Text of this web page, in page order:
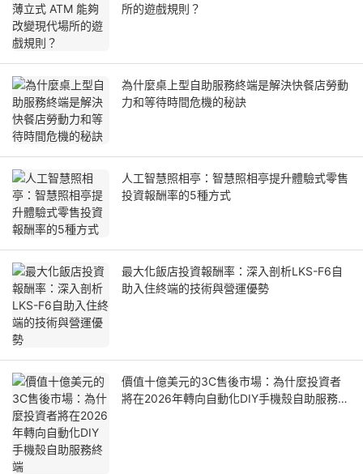
所的遊戲規則？
為什麼桌上型自助服務終端是解決快餐店勞動
力和等待時間危機的秘訣
人工智慧照相亭：智慧照相亭提升體驗式零售
投資報酬率的5種方式
最大化飯店投資報酬率：深入剖析LKS-F6自
助入住終端的技術與營運優勢
價值十億美元的3C售後市場：為什麼投資者
將在2026年轉向自動化DIY手機殼自助服務終